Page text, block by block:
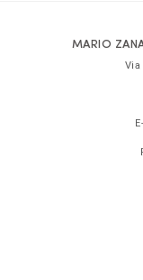
MARIO
Via